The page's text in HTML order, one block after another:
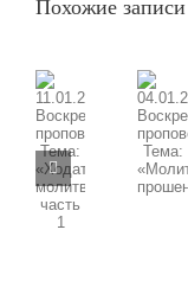
Похожие записи
11.01.2026
Воскресная
проповедь,
«Ходатайственная
04.01.2026
Воскресная
проповедь,